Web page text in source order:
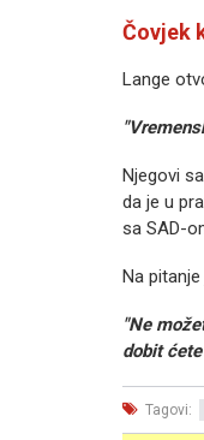
Čovjek
Lange
Njegovi
da je u
sa SAD-
Na
"Ne
dobit
Tagovi: